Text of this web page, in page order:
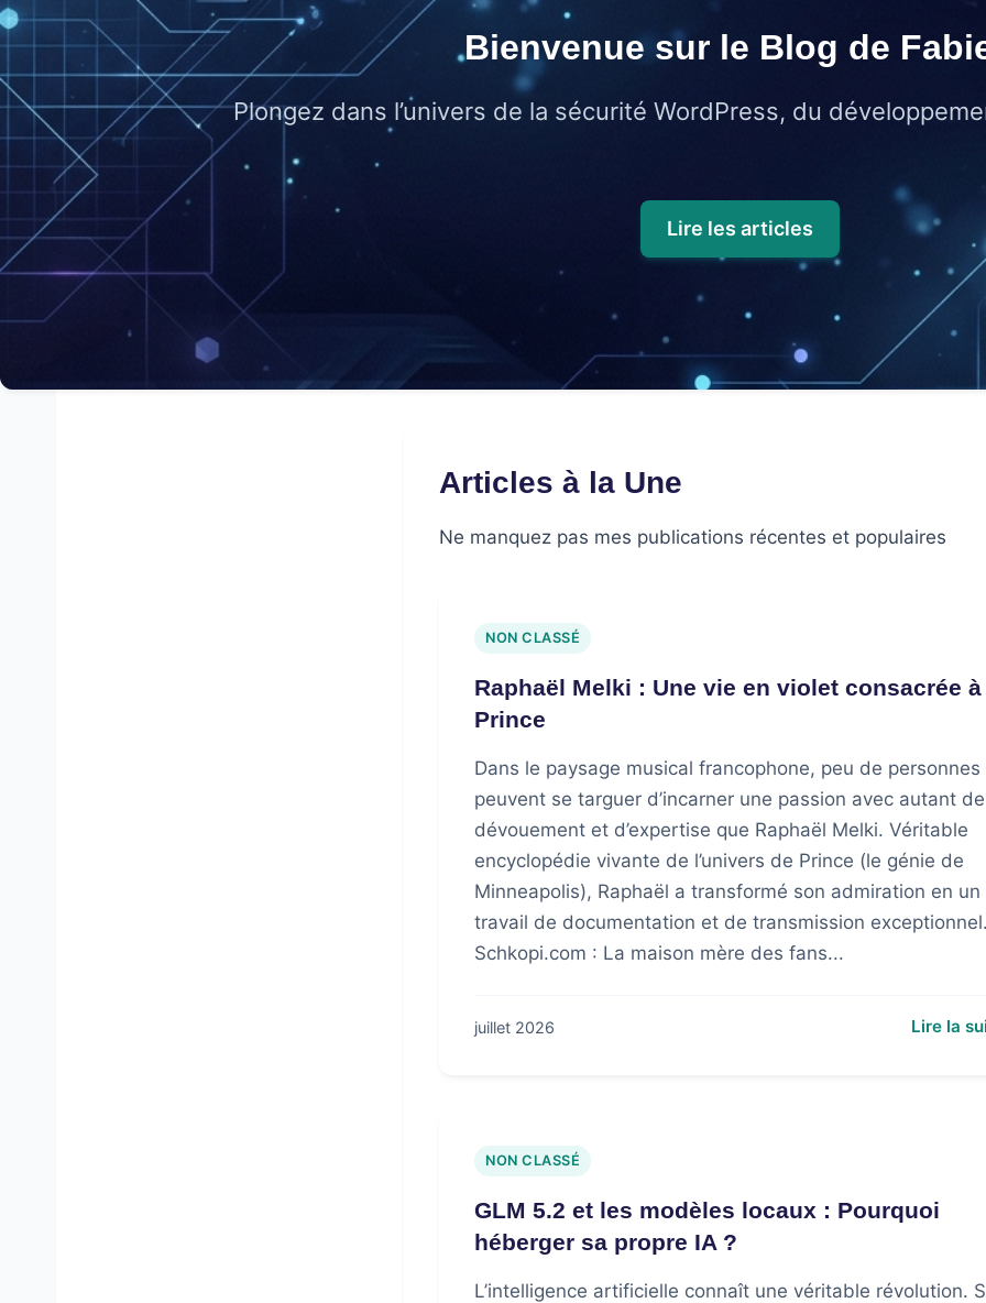
Bienvenue sur le Blog de
Plongez dans l’univers de la sécurité WordPress, du
Lire les articles
Articles à la Une
Ne manquez pas mes publications récentes et populaires
NON CLASSÉ
Raphaël Melki : Une vie en violet consacrée à
Prince
Dans le paysage musical francophone, peu de personnes
peuvent se targuer d’incarner une passion avec autant de
dévouement et d’expertise que Raphaël Melki. Véritable
encyclopédie vivante de l’univers de Prince (le génie de
Minneapolis), Raphaël a transformé son admiration en un
travail de documentation et de transmission
Schkopi.com : La maison mère des fans...
juillet 2026 Lire la
NON CLASSÉ
GLM 5.2 et les modèles locaux : Pourquoi
héberger sa propre IA ?
L’intelligence artificielle connaît une véritable révolution.